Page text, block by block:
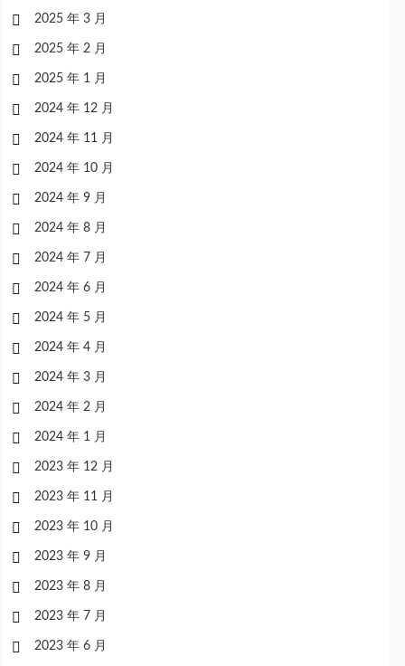
2025 年 3 月
2025 年 2 月
2025 年 1 月
2024 年 12 月
2024 年 11 月
2024 年 10 月
2024 年 9 月
2024 年 8 月
2024 年 7 月
2024 年 6 月
2024 年 5 月
2024 年 4 月
2024 年 3 月
2024 年 2 月
2024 年 1 月
2023 年 12 月
2023 年 11 月
2023 年 10 月
2023 年 9 月
2023 年 8 月
2023 年 7 月
2023 年 6 月